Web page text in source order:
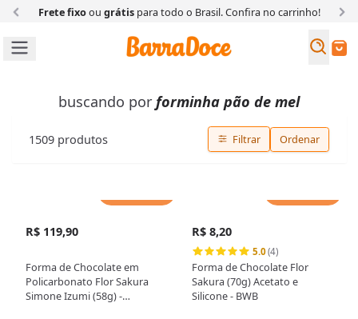
Frete fixoou grátispara todo o Brasil. Confira no carrinho!
Buscar
buscando porforminha pão de mel
1509 produtos Filtrar Ordenar
R$ 119,90
Forma de Chocolate em
Policarbonato Flor Sakura
Simone Izumi (58g) -
R$ 8,20
5.0(4)
Forma de Chocolate Flor
Sakura (70g) Acetato e
Silicone - BWB